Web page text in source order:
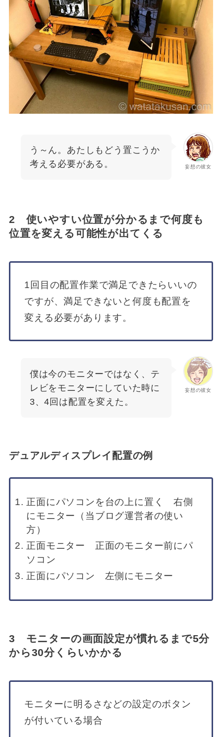
妄想の彼女
う～ん。あたしもどう置こうか
考える必要がある。
2 使いやすい位置が分かるまで何度も
位置を変える可能性が出てくる
1回目の配置作業で満足できたらいいの
ですが、満足できないと何度も配置を
変える必要があります。
妄想の彼女
僕は今のモニターではなく、テ
レビをモニターにしていた時に
3、4回は配置を変えた。
デュアルディスプレイ配置の例
正面にパソコンを台の上に置く 右側
にモニター（当ブログ運営者の使い
方）
正面モニター 正面のモニター前にパ
ソコン
正面にパソコン 左側にモニター
3 モニターの画面設定が慣れるまで5分
から30分くらいかかる
モニターに明るさなどの設定のボタン
が付いている場合